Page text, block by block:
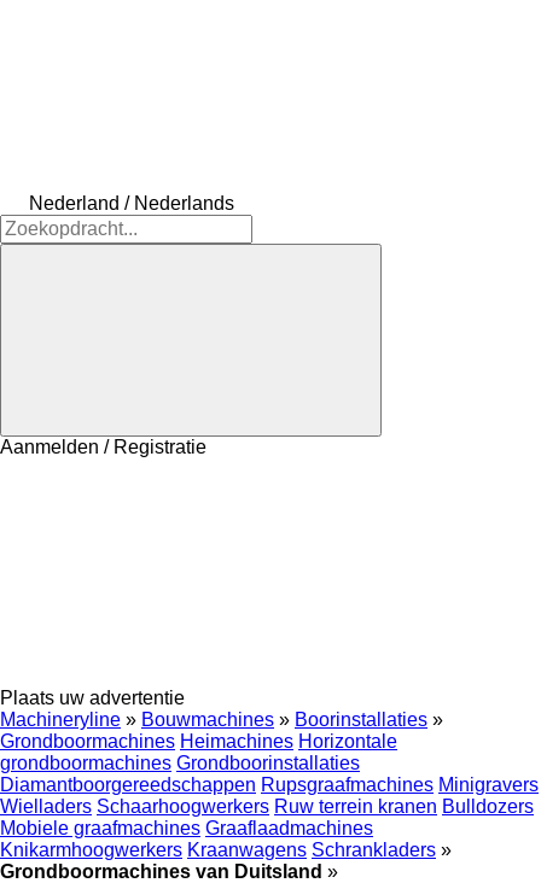
Nederland / Nederlands
Aanmelden / Registratie
Plaats uw advertentie
Machineryline » Bouwmachines » Boorinstallaties »
Grondboormachines Heimachines Horizontale
grondboormachines Grondboorinstallaties
Diamantboorgereedschappen Rupsgraafmachines Minigravers
Wielladers Schaarhoogwerkers Ruw terrein kranen Bulldozers
Mobiele graafmachines Graaflaadmachines
Knikarmhoogwerkers Kraanwagens Schrankladers »
Grondboormachines van Duitsland »